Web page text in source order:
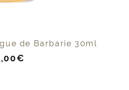
de Barbarie 30ml